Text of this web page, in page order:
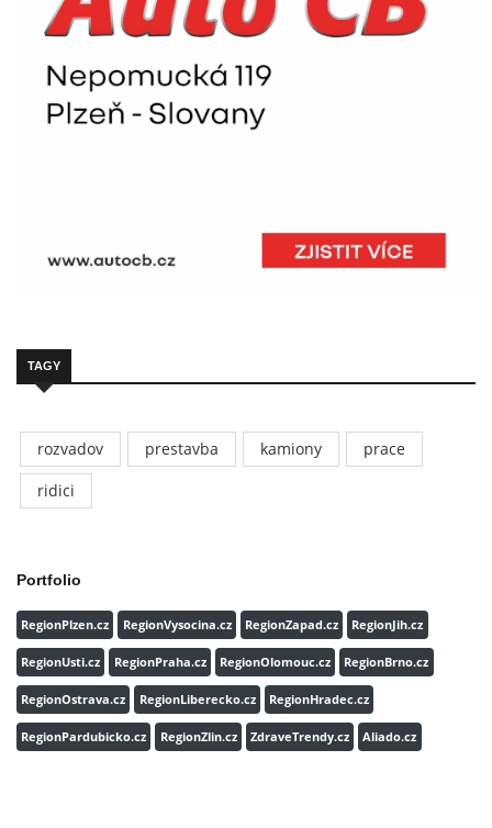
TAGY
rozvadov prestavba kamiony
prace
ridici
Portfolio
RegionPlzen.cz RegionVysocina.cz RegionZapad.cz RegionJih.cz
RegionUsti.cz RegionPraha.cz RegionOlomouc.cz RegionBrno.cz
RegionOstrava.cz RegionLiberecko.cz RegionHradec.cz
RegionPardubicko.cz RegionZlin.cz ZdraveTrendy.cz Aliado.cz